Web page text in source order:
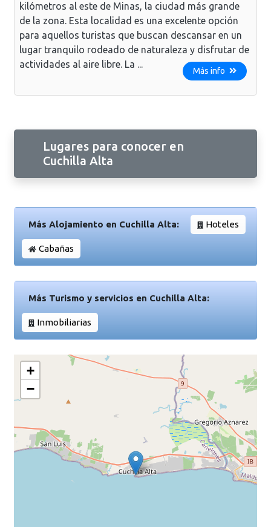
kilómetros al este de Minas, la ciudad más grande
de la zona. Esta localidad es una excelente opción
para aquellos turistas que buscan descansar en un
lugar tranquilo rodeado de naturaleza y disfrutar de
actividades al aire libre. La ...
Más info
Lugares para conocer en
Cuchilla Alta
Más Alojamiento en Cuchilla Alta: Hoteles
Cabañas
Más Turismo y servicios en Cuchilla Alta:
Inmobiliarias
+
−